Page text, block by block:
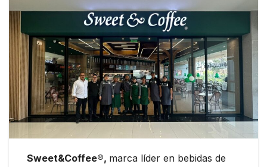
Sweet&Coffee®, marca líder en bebidas de